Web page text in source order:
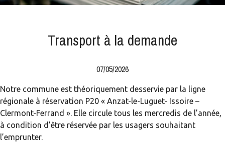
Transport à la demande
07/05/2026
Notre commune est théoriquement desservie par la ligne
régionale à réservation P20 « Anzat-le-Luguet- Issoire –
Clermont-Ferrand ». Elle circule tous les mercredis de l’année,
à condition d’être réservée par les usagers souhaitant
l’emprunter.